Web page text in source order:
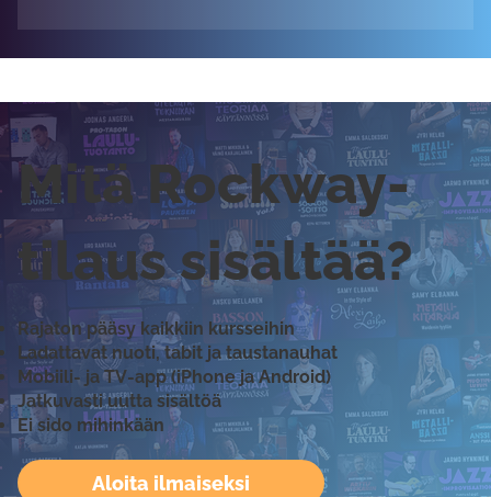
Aloita ilmaiseksi
Mitä Rockway-
tilaus sisältää?
Rajaton pääsy kaikkiin kursseihin
Ladattavat nuoti, tabit ja taustanauhat
Mobiili- ja TV-app (iPhone ja Android)
Jatkuvasti uutta sisältöä
Ei sido mihinkään